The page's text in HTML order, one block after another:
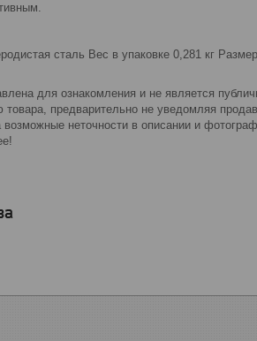
сталь Вес в упаковке 0,281 кг
для ознакомления и не является
товара, предварительно не уведомляя
возможные неточности в описании и